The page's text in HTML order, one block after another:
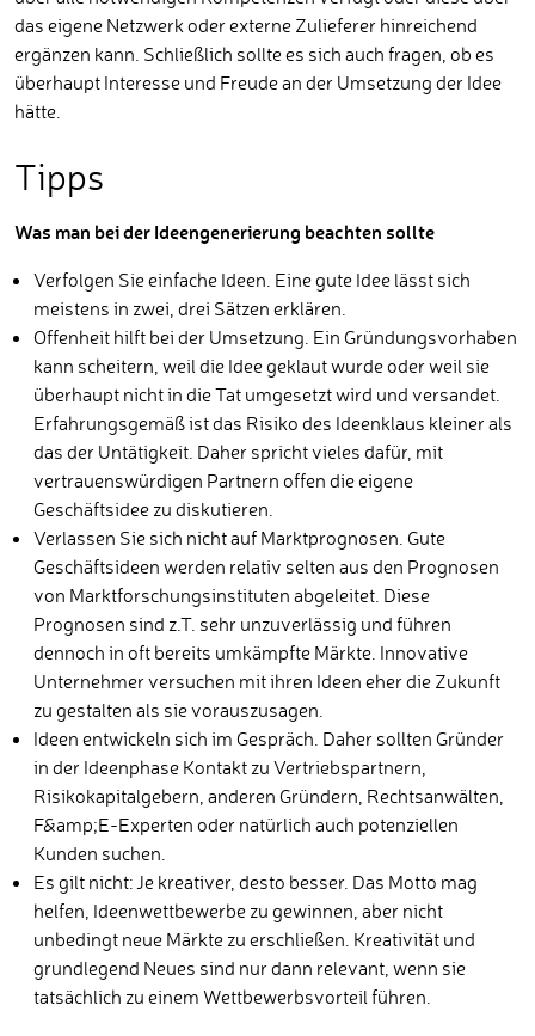
das eigene Netzwerk oder externe Zulieferer hinreichend
ergänzen kann. Schließlich sollte es sich auch fragen, ob es
überhaupt Interesse und Freude an der Umsetzung der Idee
hätte.
Tipps
Was man bei der Ideengenerierung beachten sollte
Verfolgen Sie einfache Ideen. Eine gute Idee lässt sich
meistens in zwei, drei Sätzen erklären.
Offenheit hilft bei der Umsetzung. Ein Gründungsvorhaben
kann scheitern, weil die Idee geklaut wurde oder weil sie
überhaupt nicht in die Tat umgesetzt wird und versandet.
Erfahrungsgemäß ist das Risiko des Ideenklaus kleiner als
das der Untätigkeit. Daher spricht vieles dafür, mit
vertrauenswürdigen Partnern offen die eigene
Geschäftsidee zu diskutieren.
Verlassen Sie sich nicht auf Marktprognosen. Gute
Geschäftsideen werden relativ selten aus den Prognosen
von Marktforschungsinstituten abgeleitet. Diese
Prognosen sind z.T. sehr unzuverlässig und führen
dennoch in oft bereits umkämpfte Märkte. Innovative
Unternehmer versuchen mit ihren Ideen eher die Zukunft
zu gestalten als sie vorauszusagen.
Ideen entwickeln sich im Gespräch. Daher sollten Gründer
in der Ideenphase Kontakt zu Vertriebspartnern,
Risikokapitalgebern, anderen Gründern, Rechtsanwälten,
F&amp;E-Experten oder natürlich auch potenziellen
Kunden suchen.
Es gilt nicht: Je kreativer, desto besser. Das Motto mag
helfen, Ideenwettbewerbe zu gewinnen, aber nicht
unbedingt neue Märkte zu erschließen. Kreativität und
grundlegend Neues sind nur dann relevant, wenn sie
tatsächlich zu einem Wettbewerbsvorteil führen.